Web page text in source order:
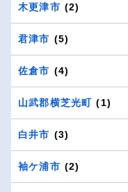
木更津市 (2)
君津市 (5)
佐倉市 (4)
山武郡横芝光町 (1)
白井市 (3)
袖ケ浦市 (2)